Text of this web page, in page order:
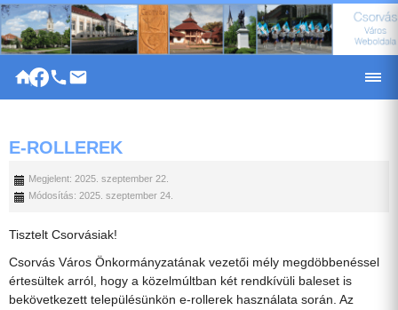
|
E-ROLLEREK
Megjelent: 2025. szeptember 22.
Módosítás: 2025. szeptember 24.
Tisztelt Csorvásiak!
Csorvás Város Önkormányzatának vezetői mély megdöbbenéssel
értesültek arról, hogy a közelmúltban két rendkívüli baleset is
bekövetkezett településünkön e-rollerek használata során. Az